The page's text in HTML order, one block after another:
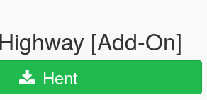
[Add-On]
Hent